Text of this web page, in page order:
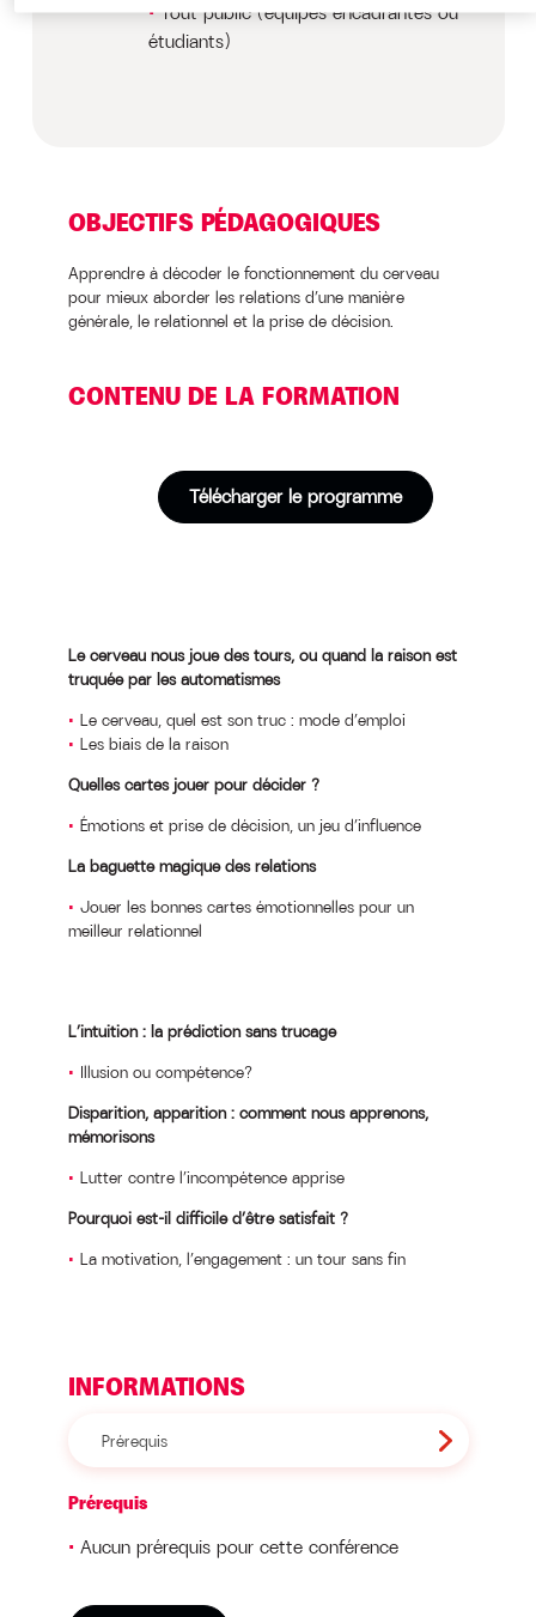
Tout public (équipes encadrantes ou
étudiants)
OBJECTIFS PÉDAGOGIQUES
Apprendre à décoder le fonctionnement du cerveau
pour mieux aborder les relations d’une manière
générale, le relationnel et la prise de décision.
CONTENU DE LA FORMATION
Télécharger le programme
Le cerveau nous joue des tours, ou quand la raison est
truquée par les automatismes
Le cerveau, quel est son truc : mode d’emploi
Les biais de la raison
Quelles cartes jouer pour décider ?
Émotions et prise de décision, un jeu d’influence
La baguette magique des relations
Jouer les bonnes cartes émotionnelles pour un
meilleur relationnel
L’intuition : la prédiction sans trucage
Illusion ou compétence?
Disparition, apparition : comment nous apprenons,
mémorisons
Lutter contre l’incompétence apprise
Pourquoi est-il difficile d’être satisfait ?
La motivation, l’engagement : un tour sans fin
INFORMATIONS
Prérequis
Prérequis
Aucun prérequis pour cette conférence